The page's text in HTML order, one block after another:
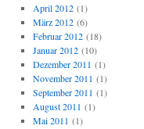
April 2012(1)
März 2012(6)
Februar 2012(18)
Januar 2012(10)
Dezember 2011 (1)
November 2011 (1)
September 2011 (1)
August 2011 (1)
Mai 2011 (1)